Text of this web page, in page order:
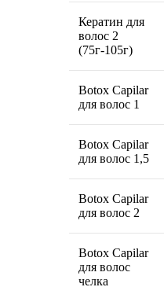
Кератин для
волос 2
(75г-105г)
Botox Capilar
для волос 1
Botox Capilar
для волос 1,5
Botox Capilar
для волос 2
Botox Capilar
для волос
челка